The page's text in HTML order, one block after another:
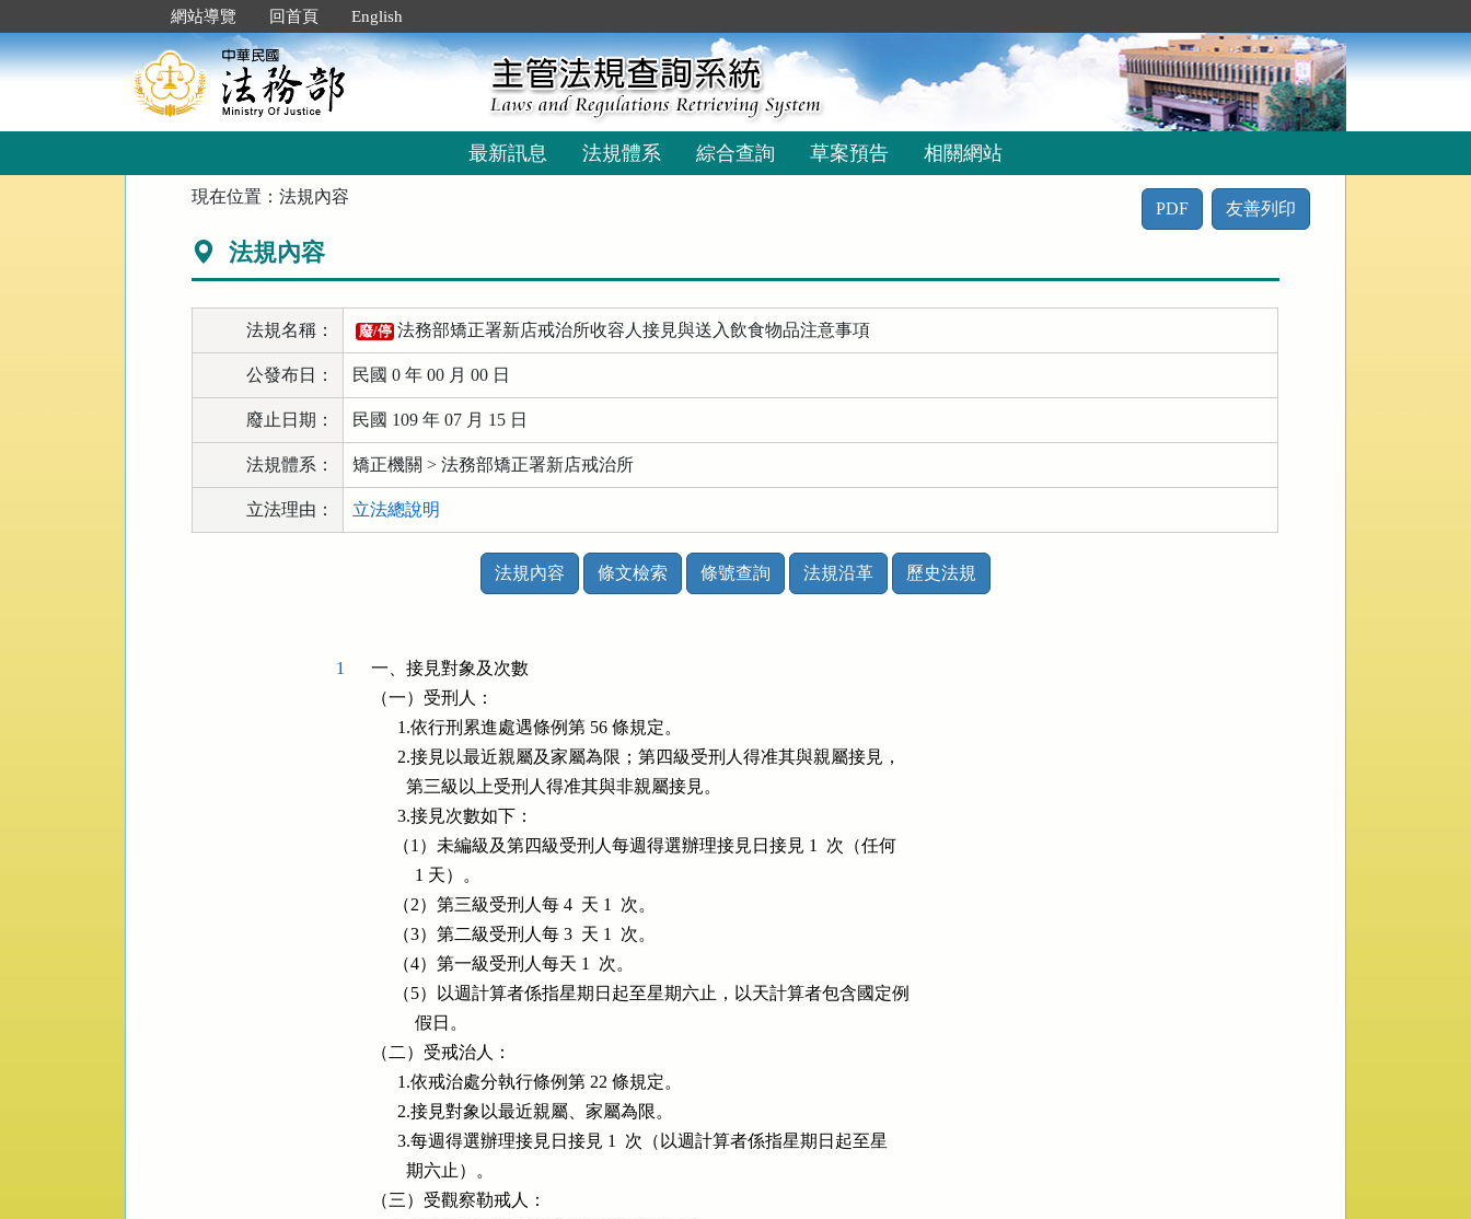
到
主
要
網站導覽 回首頁 English
最新訊息 法規體系 綜合查詢 草案預告 相關網站
現在位置：法規內容
PDF 友善列印
法規內容
法規名稱： 廢/停 法務部矯正署新店戒治所收容人接見與送入飲食物品注意事項
公發布日： 民國 0 年 00 月 00 日
廢止日期： 民國 109 年 07 月 15 日
法規體系： 矯正機關 > 法務部矯正署新店戒治所
立法理由： 立法總說明
法規內容 條文檢索 條號查詢 法規沿革 歷史法規
1
一、接見對象及次數
（一）受刑人：
      1.依行刑累進處遇條例第 56 條規定。
      2.接見以最近親屬及家屬為限；第四級受刑人得准其與親屬接見，
        第三級以上受刑人得准其與非親屬接見。
      3.接見次數如下：
     （1）未編級及第四級受刑人每週得選辦理接見日接見 1  次（任何
          1 天）。
     （2）第三級受刑人每 4  天 1  次。
     （3）第二級受刑人每 3  天 1  次。
     （4）第一級受刑人每天 1  次。
     （5）以週計算者係指星期日起至星期六止，以天計算者包含國定例
          假日。
（二）受戒治人：
      1.依戒治處分執行條例第 22 條規定。
      2.接見對象以最近親屬、家屬為限。
      3.每週得選辦理接見日接見 1  次（以週計算者係指星期日起至星
        期六止）。
（三）受觀察勒戒人：